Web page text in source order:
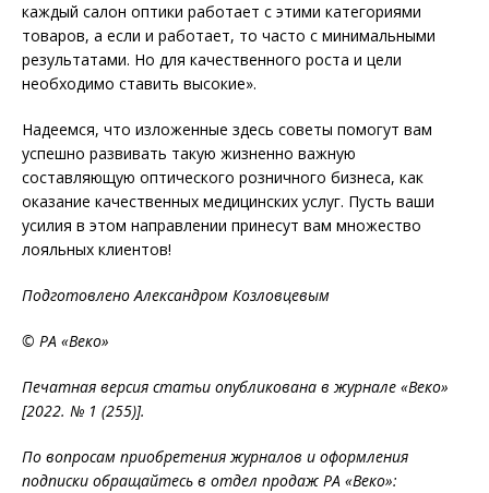
каждый салон оптики работает с этими категориями
товаров, а если и работает, то часто с минимальными
результатами. Но для качественного роста и цели
необходимо ставить высокие».
Надеемся, что изложенные здесь советы помогут вам
успешно развивать такую жизненно важную
составляющую оптического розничного бизнеса, как
оказание качественных медицинских услуг. Пусть ваши
усилия в этом направлении принесут вам множество
лояльных клиентов!
Подготовлено Александром Козловцевым
© РА «Веко»
Печатная версия статьи опубликована в журнале «Веко»
[2022. № 1 (255)].
По вопросам приобретения журналов и оформления
подписки обращайтесь в отдел продаж РА «Веко»: